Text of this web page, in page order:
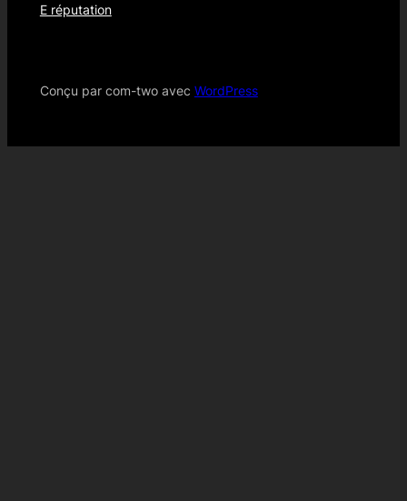
E réputation
Conçu par com-two avec WordPress